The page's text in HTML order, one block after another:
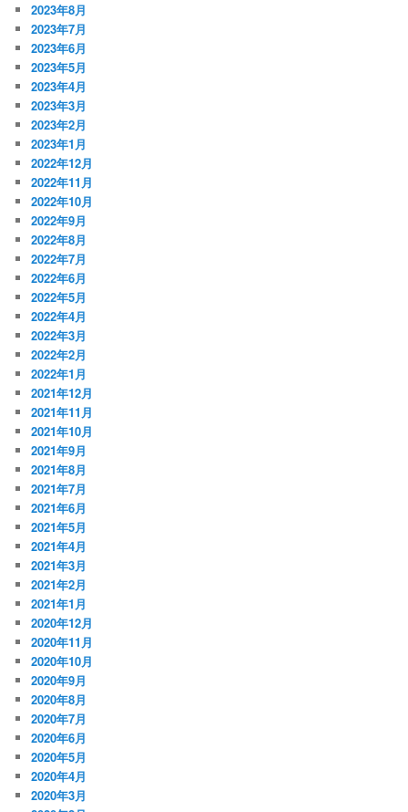
2023年8月
2023年7月
2023年6月
2023年5月
2023年4月
2023年3月
2023年2月
2023年1月
2022年12月
2022年11月
2022年10月
2022年9月
2022年8月
2022年7月
2022年6月
2022年5月
2022年4月
2022年3月
2022年2月
2022年1月
2021年12月
2021年11月
2021年10月
2021年9月
2021年8月
2021年7月
2021年6月
2021年5月
2021年4月
2021年3月
2021年2月
2021年1月
2020年12月
2020年11月
2020年10月
2020年9月
2020年8月
2020年7月
2020年6月
2020年5月
2020年4月
2020年3月